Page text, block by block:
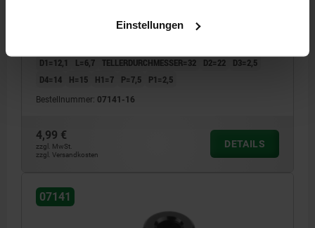
Einstellungen
DRUCKSTÜCK MIT SICHERUNGSSTIFT, D=32,
D1=12,1 L=6,7 TELLERDURCHMESSER=32 D2=22
D3=2,5
D4=14
H=15 H1=7 P=7,5 P1=2,5
Bestellnummer: 07141-16
4,99 €
zzgl. MwSt.
zzgl. Versandkosten
DETAILS
07141